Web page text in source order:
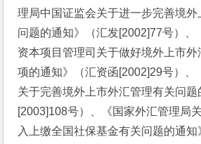
理局中国证监会关于进一步完善境
问题的通知》（汇发[2002]77号）、
资本项目管理司关于做好境外上市
项的通知》（汇资函[2002]29号）、
关于完善境外上市外汇管理有关问
[2003]108号）、《国家外汇管理局
入上缴全国社保基金有关问题的通